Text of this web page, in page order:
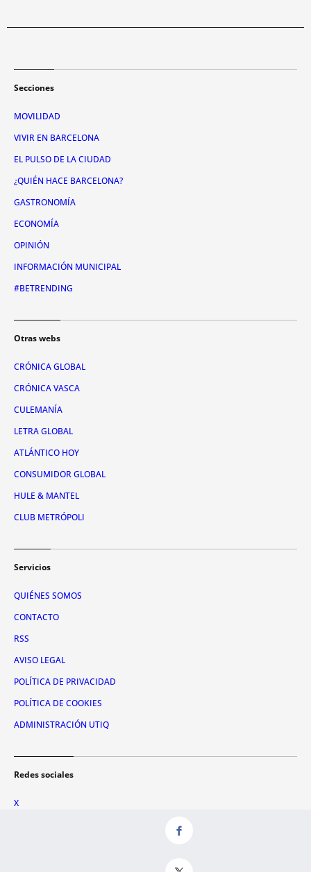
Secciones
MOVILIDAD
VIVIR EN BARCELONA
EL PULSO DE LA CIUDAD
¿QUIÉN HACE BARCELONA?
GASTRONOMÍA
ECONOMÍA
OPINIÓN
INFORMACIÓN MUNICIPAL
#BETRENDING
Otras webs
CRÓNICA GLOBAL
CRÓNICA VASCA
CULEMANÍA
LETRA GLOBAL
ATLÁNTICO HOY
CONSUMIDOR GLOBAL
HULE & MANTEL
CLUB METRÓPOLI
Servicios
QUIÉNES SOMOS
CONTACTO
RSS
AVISO LEGAL
POLÍTICA DE PRIVACIDAD
POLÍTICA DE COOKIES
ADMINISTRACIÓN UTIQ
Redes sociales
X